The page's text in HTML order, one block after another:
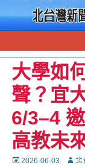
大學如
聲？宜
6/3–4
高教未
Posted
2026-06-03 Autor
北